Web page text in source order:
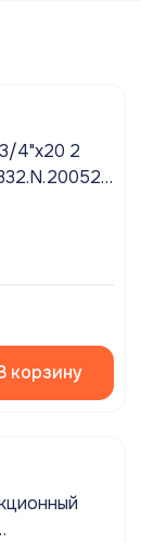
4"х20 2
корзину